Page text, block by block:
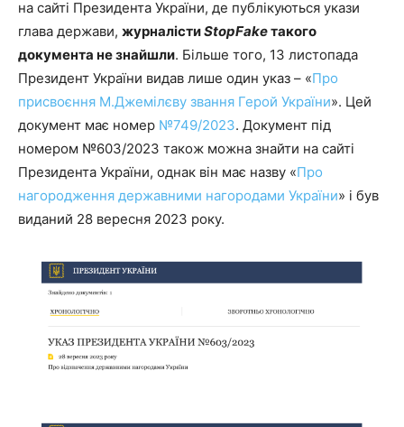
на сайті Президента України, де публікуються укази
глава держави, журналістиStopFakeтакого
документа не знайшли. Більше того, 13 листопада
Президент України видав лише один указ – «Про
присвоєння М.Джемілєву звання Герой України». Цей
документ має номер №749/2023. Документ під
номером №603/2023 також можна знайти на сайті
Президента України, однак він має назву «Про
нагородження державними нагородами України» і був
виданий 28 вересня 2023 року.